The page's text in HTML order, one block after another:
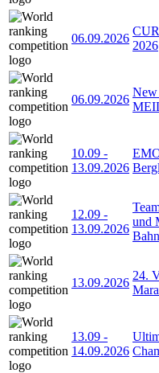
06.09.2026
2026
06.09.2026
New
10.09 -
13.09.2026
12.09 -
13.09.2026
und
13.09.2026
24.
13.09 -
14.09.2026